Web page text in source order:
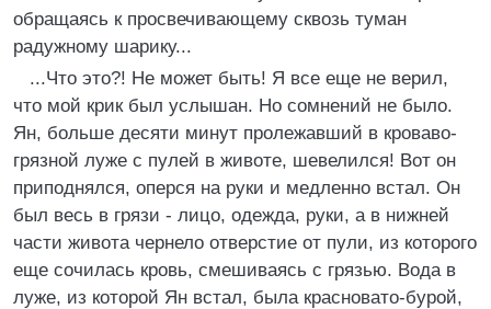
обращаясь к просвечивающему сквозь туман
радужному шарику...
...Что это?! Не может быть! Я все еще не верил,
что мой крик был услышан. Но сомнений не было.
Ян, больше десяти минут пролежавший в кроваво-
грязной луже с пулей в животе, шевелился! Вот он
приподнялся, оперся на руки и медленно встал. Он
был весь в грязи - лицо, одежда, руки, а в нижней
части живота чернело отверстие от пули, из которого
еще сочилась кровь, смешиваясь с грязью. Вода в
луже, из которой Ян встал, была красновато-бурой,